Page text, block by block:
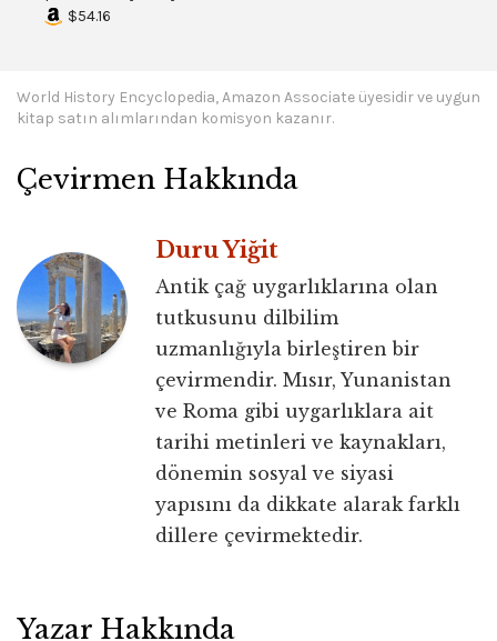
$54.16
World History Encyclopedia, Amazon Associate üyesidir ve uygun
kitap satın alımlarından komisyon kazanır.
Çevirmen Hakkında
Duru Yiğit
Antik çağ uygarlıklarına olan
tutkusunu dilbilim
uzmanlığıyla birleştiren bir
çevirmendir. Mısır, Yunanistan
ve Roma gibi uygarlıklara ait
tarihi metinleri ve kaynakları,
dönemin sosyal ve siyasi
yapısını da dikkate alarak farklı
dillere çevirmektedir.
Yazar Hakkında